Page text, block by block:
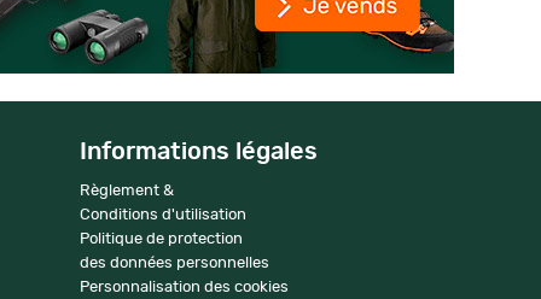
Informations légales
Règlement &
Conditions d'utilisation
Politique de protection
des données personnelles
Personnalisation des cookies